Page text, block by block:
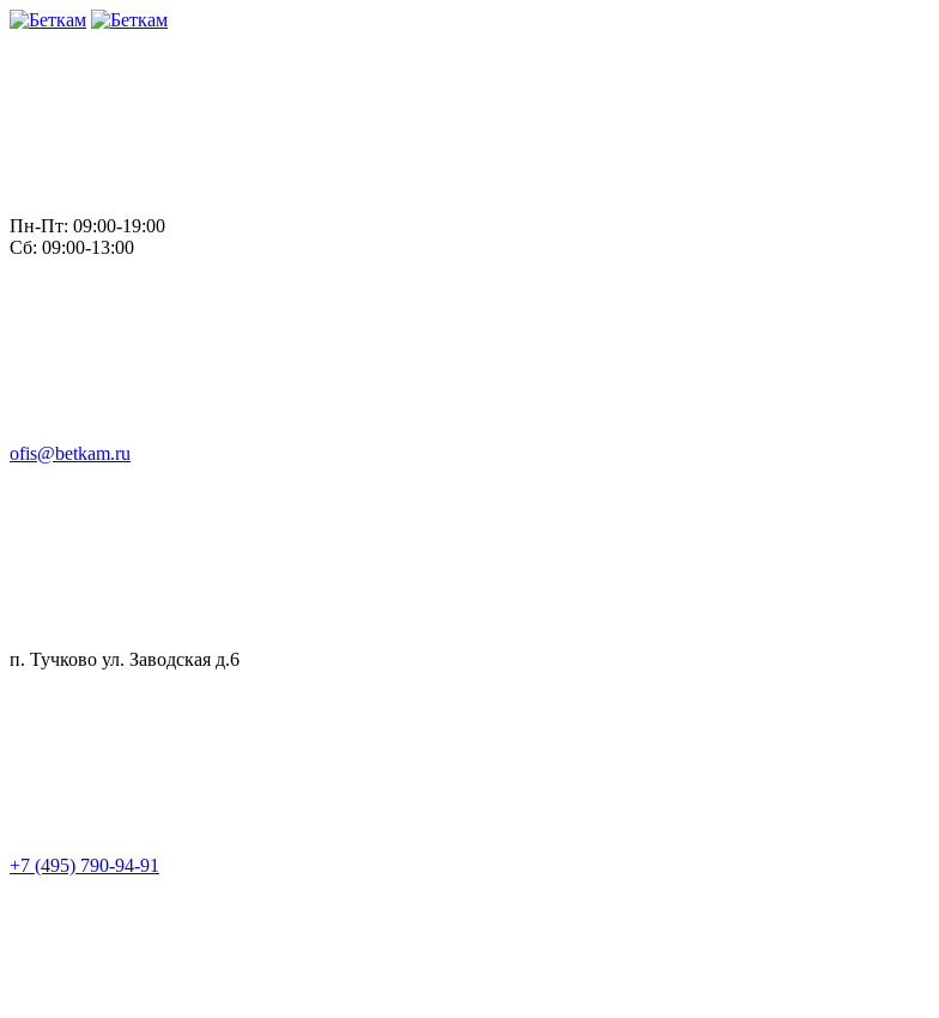
Пн-Пт: 09:00-19:00
Сб: 09:00-13:00
ofis@betkam.ru
п. Тучково ул. Заводская д.6
+7 (495) 790-94-91